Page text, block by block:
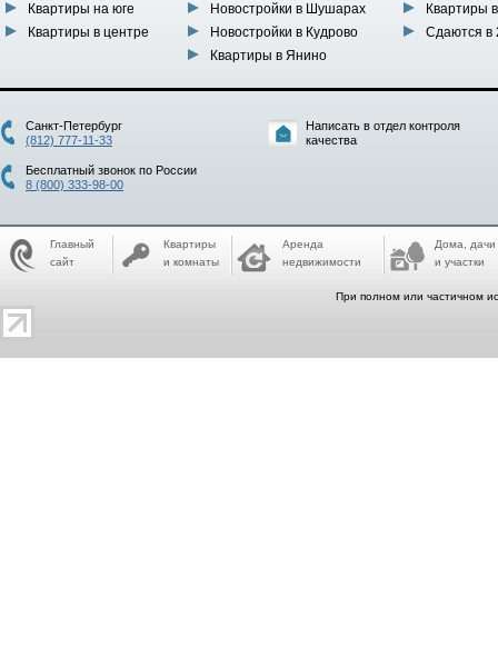
Квартиры на юге
Квартиры в центре
Новостройки в Шушарах
Новостройки в Кудрово
Квартиры в Янино
Квартиры
Сдаются в
Санкт-Петербург
(812) 777-11-33
Бесплатный звонок по России
8 (800) 333-98-00
Написать в отдел контроля
качества
Главный
сайт
Квартиры
и комнаты
Аренда
недвижимости
Дома, дачи
и участки
При полном или частичном